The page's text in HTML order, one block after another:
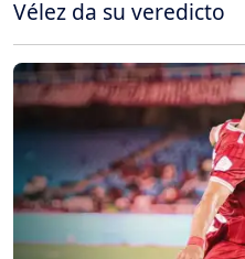
Vélez da su veredicto